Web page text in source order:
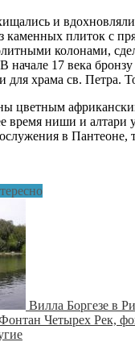
и
плиток с
колонами,
17 века
для храма св.
цветным
время ниши и
в Пантеоне,
Вилла Боргезе в